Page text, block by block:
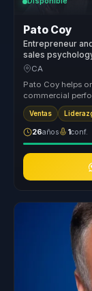
Pato Coy
Entrepreneur
sales
grow with
CA
Pato Coy helps
commercial
emotional ...
Ventas
26años 1conf.